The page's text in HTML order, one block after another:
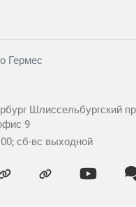
Гермес
Шлиссельбургский
9
сб-вс выходной